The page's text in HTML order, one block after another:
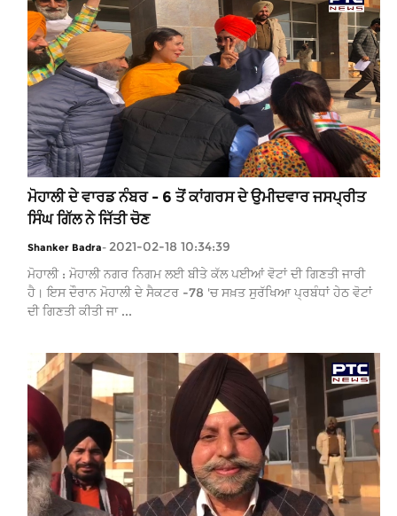
ਮੋਹਾਲੀ ਦੇ ਵਾਰਡ ਨੰਬਰ - 6 ਤੋਂ ਕਾਂਗਰਸ ਦੇ ਉਮੀਦਵਾਰ ਜਸਪ੍ਰੀਤ
ਸਿੰਘ ਗਿੱਲ ਨੇ ਜਿੱਤੀ ਚੋਣ
Shanker Badra- 2021-02-18 10:34:39
ਮੋਹਾਲੀ : ਮੋਹਾਲੀ ਨਗਰ ਨਿਗਮ ਲਈ ਬੀਤੇ ਕੱਲ ਪਈਆਂ ਵੋਟਾਂ ਦੀ ਗਿਣਤੀ ਜਾਰੀ
ਹੈ। ਇਸ ਦੌਰਾਨ ਮੋਹਾਲੀ ਦੇ ਸੈਕਟਰ -78 'ਚ ਸਖ਼ਤ ਸੁਰੱਖਿਆ ਪ੍ਰਬੰਧਾਂ ਹੇਠ ਵੋਟਾਂ
ਦੀ ਗਿਣਤੀ ਕੀਤੀ ਜਾ ...